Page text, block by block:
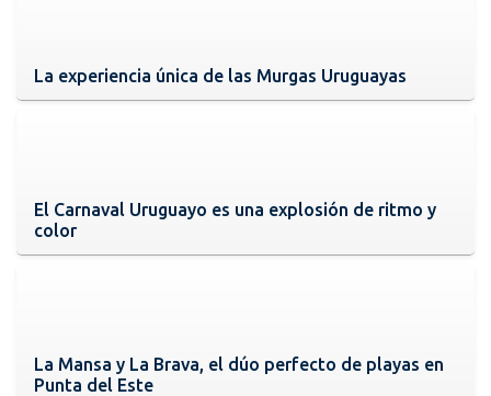
La experiencia única de las Murgas Uruguayas
El Carnaval Uruguayo es una explosión de ritmo y
color
La Mansa y La Brava, el dúo perfecto de playas en
Punta del Este